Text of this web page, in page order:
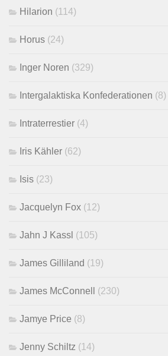
Hilarion (114)
Horus (24)
Inger Noren (329)
Intergalaktiska Konfederationen (8)
Intraterrestier (4)
Iris Kähler (62)
Isis (23)
Jacquelyn Fox (12)
Jahn J Kassl (105)
James Gilliland (19)
James McConnell (230)
Jamye Price (8)
Jenny Schiltz (14)